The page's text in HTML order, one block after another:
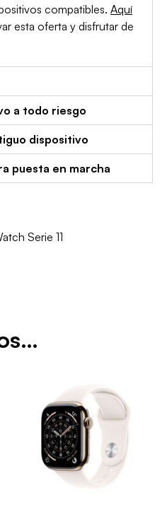
compatibles. Aquí
esta oferta y disfrutar de
a todo riesgo
dispositivo
puesta en marcha
Serie 11